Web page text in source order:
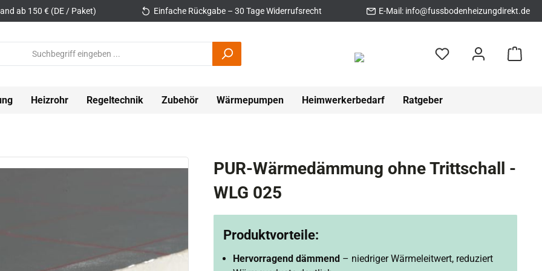
ab 150 € (DE / Paket) Einfache Rückgabe – 30 Tage Widerrufsrecht E-Mail: info@fussbodenheizungdirekt.de
Heizrohr Regeltechnik Zubehör Wärmepumpen Heimwerkerbedarf Ratgeber
PUR-Wärmedämmung ohne Trittschall -
WLG 025
Produktvorteile:
Hervorragend dämmend– niedriger Wärmeleitwert, reduziert